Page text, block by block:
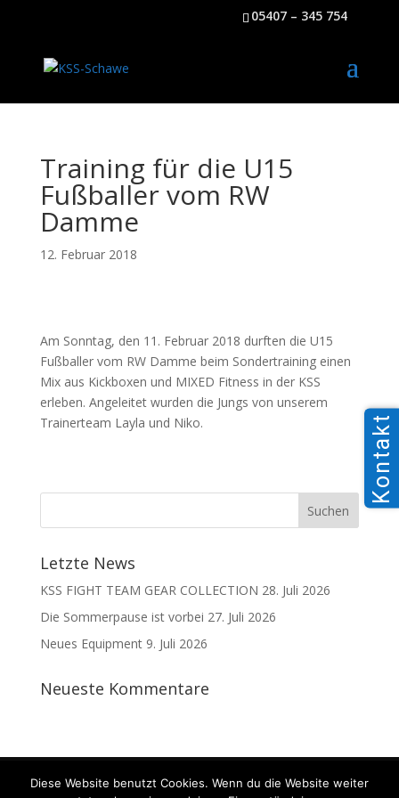
05407 – 345 754
Training für die U15
Fußballer vom RW
Damme
12. Februar 2018
Am Sonntag, den 11. Februar 2018 durften die U15
Fußballer vom RW Damme beim Sondertraining einen
Mix aus Kickboxen und MIXED Fitness in der KSS
erleben. Angeleitet wurden die Jungs von unserem
Trainerteam Layla und Niko.
Letzte News
KSS FIGHT TEAM GEAR COLLECTION 28. Juli 2026
Die Sommerpause ist vorbei 27. Juli 2026
Neues Equipment 9. Juli 2026
Neueste Kommentare
Kontakt Datenschutz Impressum
Kontakt
Diese Website benutzt Cookies. Wenn du die Website weiter